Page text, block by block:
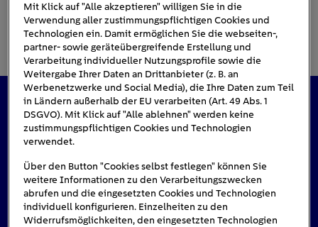
Das könnte Sie auch interessieren
Mit Klick auf "Alle akzeptieren" willigen Sie in die
Verwendung aller zustimmungspflichtigen Cookies und
Technologien ein. Damit ermöglichen Sie die webseiten-,
partner- sowie geräteübergreifende Erstellung und
Verarbeitung individueller Nutzungsprofile sowie die
Weitergabe Ihrer Daten an Drittanbieter (z. B. an
Werbenetzwerke und Social Media), die Ihre Daten zum Teil
in Ländern außerhalb der EU verarbeiten (Art. 49 Abs. 1
DSGVO). Mit Klick auf "Alle ablehnen" werden keine
zustimmungspflichtigen Cookies und Technologien
verwendet.
Über den Button "Cookies selbst festlegen" können Sie
weitere Informationen zu den Verarbeitungszwecken
abrufen und die eingesetzten Cookies und Technologien
individuell konfigurieren. Einzelheiten zu den
Widerrufsmöglichkeiten, den eingesetzten Technologien